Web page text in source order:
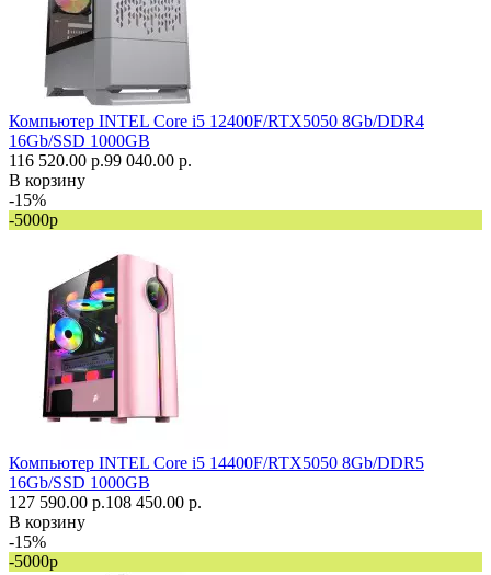
Компьютер INTEL Core i5 12400F/RTX5050 8Gb/DDR4
16Gb/SSD 1000GB
116 520.00 р.99 040.00 р.
В корзину
-15%
-5000р
Компьютер INTEL Core i5 14400F/RTX5050 8Gb/DDR5
16Gb/SSD 1000GB
127 590.00 р.108 450.00 р.
В корзину
-15%
-5000р